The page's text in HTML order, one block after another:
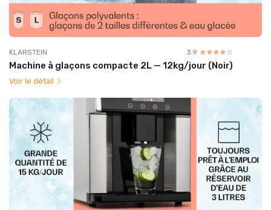
KLARSTEIN 3.9 ☆☆☆☆☆
★★★★★
Machine à glaçons compacte 2L — 12kg/jour (Noir)
Voir le détail